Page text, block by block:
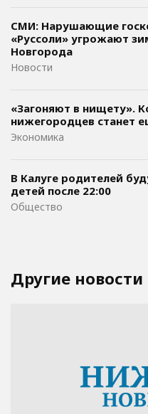
СМИ: Нарушающие
«Руссоли» угрожают
Новгорода
Новости
«Загоняют в нищету».
нижегородцев станет
Экономика
В Калуге родителей
детей после 22:00
Общество
Другие новости